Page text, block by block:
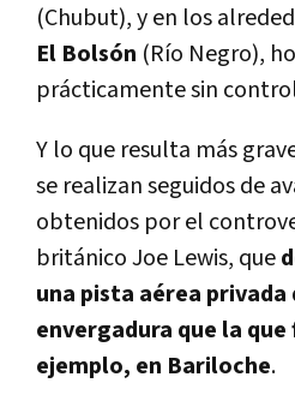
(Chubut), y en los
El Bolsón (Río Negro),
prácticamente sin
Y lo que resulta más
se realizan seguidos de
obtenidos por el
británico Joe Lewis, que
una pista aérea privada
envergadura que la
ejemplo, en Bariloche.